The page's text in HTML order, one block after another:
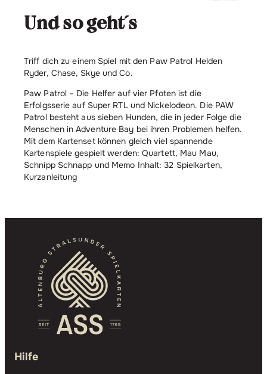
Und so geht´s
Triff dich zu einem Spiel mit den Paw Patrol Helden
Ryder, Chase, Skye und Co.
Paw Patrol – Die Helfer auf vier Pfoten ist die
Erfolgsserie auf Super RTL und Nickelodeon. Die PAW
Patrol besteht aus sieben Hunden, die in jeder Folge die
Menschen in Adventure Bay bei ihren Problemen helfen.
Mit dem Kartenset können gleich viel spannende
Kartenspiele gespielt werden: Quartett, Mau Mau,
Schnipp Schnapp und Memo Inhalt: 32 Spielkarten,
Kurzanleitung
Hilfe